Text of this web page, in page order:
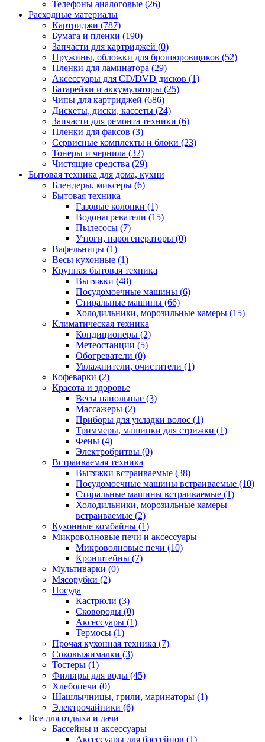
Телефоны аналоговые (26)
Расходные материалы
Картриджи (787)
Бумага и пленки (190)
Запчасти для картриджей (0)
Пружины, обложки для брошюровщиков (52)
Пленки для ламинатора (29)
Аксессуары для CD/DVD дисков (1)
Батарейки и аккумуляторы (25)
Чипы для картриджей (686)
Дискеты, диски, кассеты (24)
Запчасти для ремонта техники (6)
Пленки для факсов (3)
Сервисные комплекты и блоки (23)
Тонеры и чернила (32)
Чистящие средства (29)
Бытовая техника для дома, кухни
Блендеры, миксеры (6)
Бытовая техника
Газовые колонки (1)
Водонагреватели (15)
Пылесосы (7)
Утюги, парогенераторы (0)
Вафельницы (1)
Весы кухонные (1)
Крупная бытовая техника
Вытяжки (48)
Посудомоечные машины (6)
Стиральные машины (66)
Холодильники, морозильные камеры (15)
Климатическая техника
Кондиционеры (2)
Метеостанции (5)
Обогреватели (0)
Увлажнители, очистители (1)
Кофеварки (2)
Красота и здоровье
Весы напольные (3)
Массажеры (2)
Приборы для укладки волос (1)
Триммеры, машинки для стрижки (1)
Фены (4)
Электробритвы (0)
Встраиваемая техника
Вытяжки встраиваемые (38)
Посудомоечные машины встраиваемые (10)
Стиральные машины встраиваемые (1)
Холодильники, морозильные камеры
встраиваемые (2)
Кухонные комбайны (1)
Микроволновые печи и аксессуары
Микроволновые печи (10)
Кронштейны (7)
Мультиварки (0)
Мясорубки (2)
Посуда
Кастрюли (3)
Сковороды (0)
Аксессуары (1)
Термосы (1)
Прочая кухонная техника (7)
Соковыжималки (3)
Тостеры (1)
Фильтры для воды (45)
Хлебопечи (0)
Шашлычницы, грили, маринаторы (1)
Электрочайники (6)
Все для отдыха и дачи
Бассейны и аксессуары
Аксессуары для бассейнов (1)